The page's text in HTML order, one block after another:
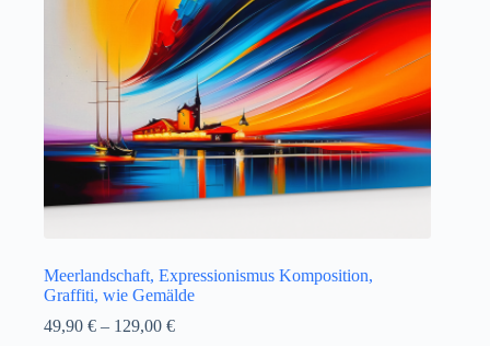
Meerlandschaft, Expressionismus Komposition,
Graffiti, wie Gemälde
49,90 € – 129,00 €